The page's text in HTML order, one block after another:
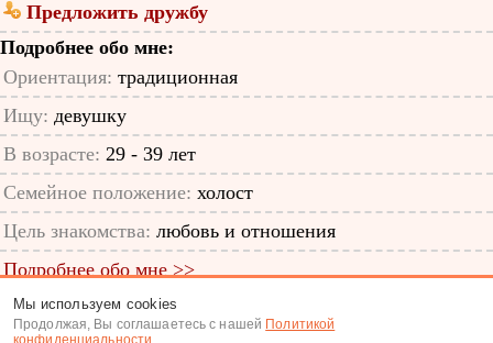
Предложить дружбу
Подробнее обо мне:
Ориентация: традиционная
Ищу: девушку
В возрасте: 29 - 39 лет
Семейное положение: холост
Цель знакомства: любовь и отношения
Подробнее обо мне >>
ID анкеты: 51541702
Мы используем cookies
Продолжая, Вы соглашаетесь с нашей Политикой
конфиденциальности